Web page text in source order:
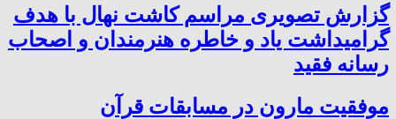
گزارش تصویری مراسم کاشت نهال با هدف
گرامیداشت یاد و خاطره هنرمندان و اصحاب
رسانه فقید
موفقیت مارون در مسابقات قرآن